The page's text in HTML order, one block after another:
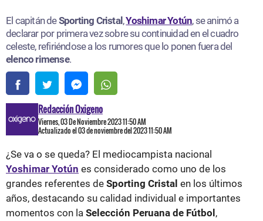
El capitán deSporting Cristal ,Yoshimar Yotún, se animó a
declarar por primera vez sobre su continuidad en el cuadro
celeste, refiriéndose a los rumores que lo ponen fuera del
elenco rimense.
Redacción Oxigeno
Viernes, 03 De Noviembre 2023 11:50 AM
Actualizado el 03 de noviembre del 2023 11:50 AM
¿Se va o se queda? El mediocampista nacional
Yoshimar Yotún es considerado como uno de los
grandes referentes de Sporting Cristal en los últimos
años, destacando su calidad individual e importantes
momentos con la Selección Peruana de Fútbol ,